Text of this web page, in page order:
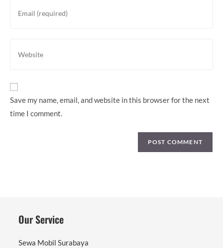
username
your
your
URL
Save my name, email, and website in this browser for the next
time I comment.
Our Service
Sewa Mobil Surabaya